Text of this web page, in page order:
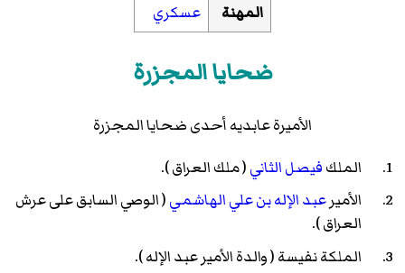
المهنة
عسكري
ضحايا المجزرة
الأميرة عابديه أحدى ضحايا المجزرة
الملكفيصل الثاني( ملك العراق ).
الأميرعبد الإله بن علي الهاشمي( الوصي السابق على عرش
العراق ).
الملكة نفيسة ( والدة الأمير عبد الإله ).